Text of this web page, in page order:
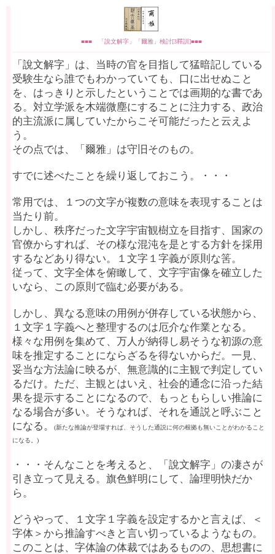
■■■ 「說文解字」「爾雅」検討[3釋訓]■■■
「說文解字」は、当時の官を目指して猛暗記している
受験生なら誰でもわかっていても、口に出せぬこと
を、はっきりと示したということでは画期的な書であ
る。対立学派を木端微塵にすることに注力する、政治
的主流派に属していたからこそ可能だったと云えよ
う。
その点では、「爾雅」は守旧そのもの。
すでに述べたことを繰り返しておこう。・・・
常用では、１つの文字が複数の意味を表現することは
当たり前。
しかし、秩序だった文字宇宙観樹立を目指す、国家の
官僚からすれば、その様な混沌を是とする方針を採用
するなどあり得ない。１文字１字義が原則な筈。
従って、文字全体を俯瞰して、文字宇宙像を確立した
いなら、この原則で臨む必要がある。
しかし、異なる意味の用例が併存している状態から、
１文字１字義へと整理するのは厄介な作業となる。
様々な用例を集めて、万人が納得し易そうな初源の意
味を推定することにならざるを得ないからだ。一見、
妥当な方法論に映るが、無意識的に主観で判定してい
るだけ。ただ、主観とはいえ、社会的通念に沿った結
果を提示することになるので、もっともらしい推論に
なる場合が多い。そうなれば、それを通説と呼ぶこと
になる。
(新たな推論が登場すれば、そうした通説に何の根拠も無いことがわかること
になる。)
・・・そんなことを考えると、「說文解字」の凄さが
引き立って見える。旗色鮮明にして、論理明快だか
ら。
どうやって、１文字１字義を設定するかと言えば、＜
字体＞から推論すべきと言い切っているようなもの。
このことは、字体論の体裁ではあるものの、思想書に